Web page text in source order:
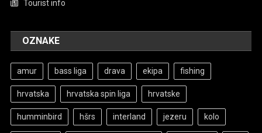
Tourist info
OZNAKE
amur bass liga drava ekipa fishing
hrvatska hrvatska spin liga hrvatske
humminbird hšrs interland jezeru kolo